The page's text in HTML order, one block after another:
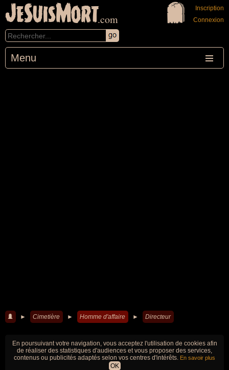
JeSuisMort.com
Menu
Inscription
Connexion
► Cimetière ► Homme d'affaire ► Directeur
En poursuivant votre navigation, vous acceptez l'utilisation de cookies afin
de réaliser des statistiques d'audiences et vous proposer des services,
contenus ou publicités adaptés selon vos centres d'intérêts. En savoir plus
OK